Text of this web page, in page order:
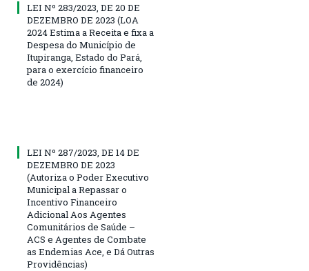
LEI Nº 283/2023, DE 20 DE
DEZEMBRO DE 2023 (LOA
2024 Estima a Receita e fixa a
Despesa do Município de
Itupiranga, Estado do Pará,
para o exercício financeiro
de 2024)
LEI Nº 287/2023, DE 14 DE
DEZEMBRO DE 2023
(Autoriza o Poder Executivo
Municipal a Repassar o
Incentivo Financeiro
Adicional Aos Agentes
Comunitários de Saúde –
ACS e Agentes de Combate
as Endemias Ace, e Dá Outras
Providências)